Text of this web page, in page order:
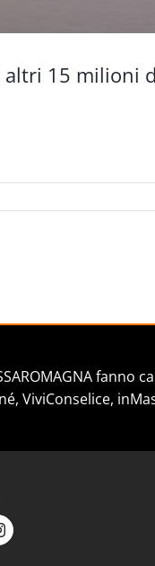
15
fanno
ViviConselice,